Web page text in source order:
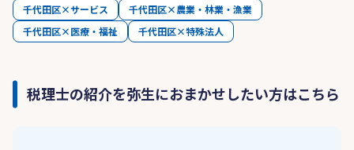
千代田区×サービス
千代田区×農業・林業・漁業
千代田区×医療・福祉
千代田区×特殊法人
税理士の紹介を弥生におまかせしたい方はこちら